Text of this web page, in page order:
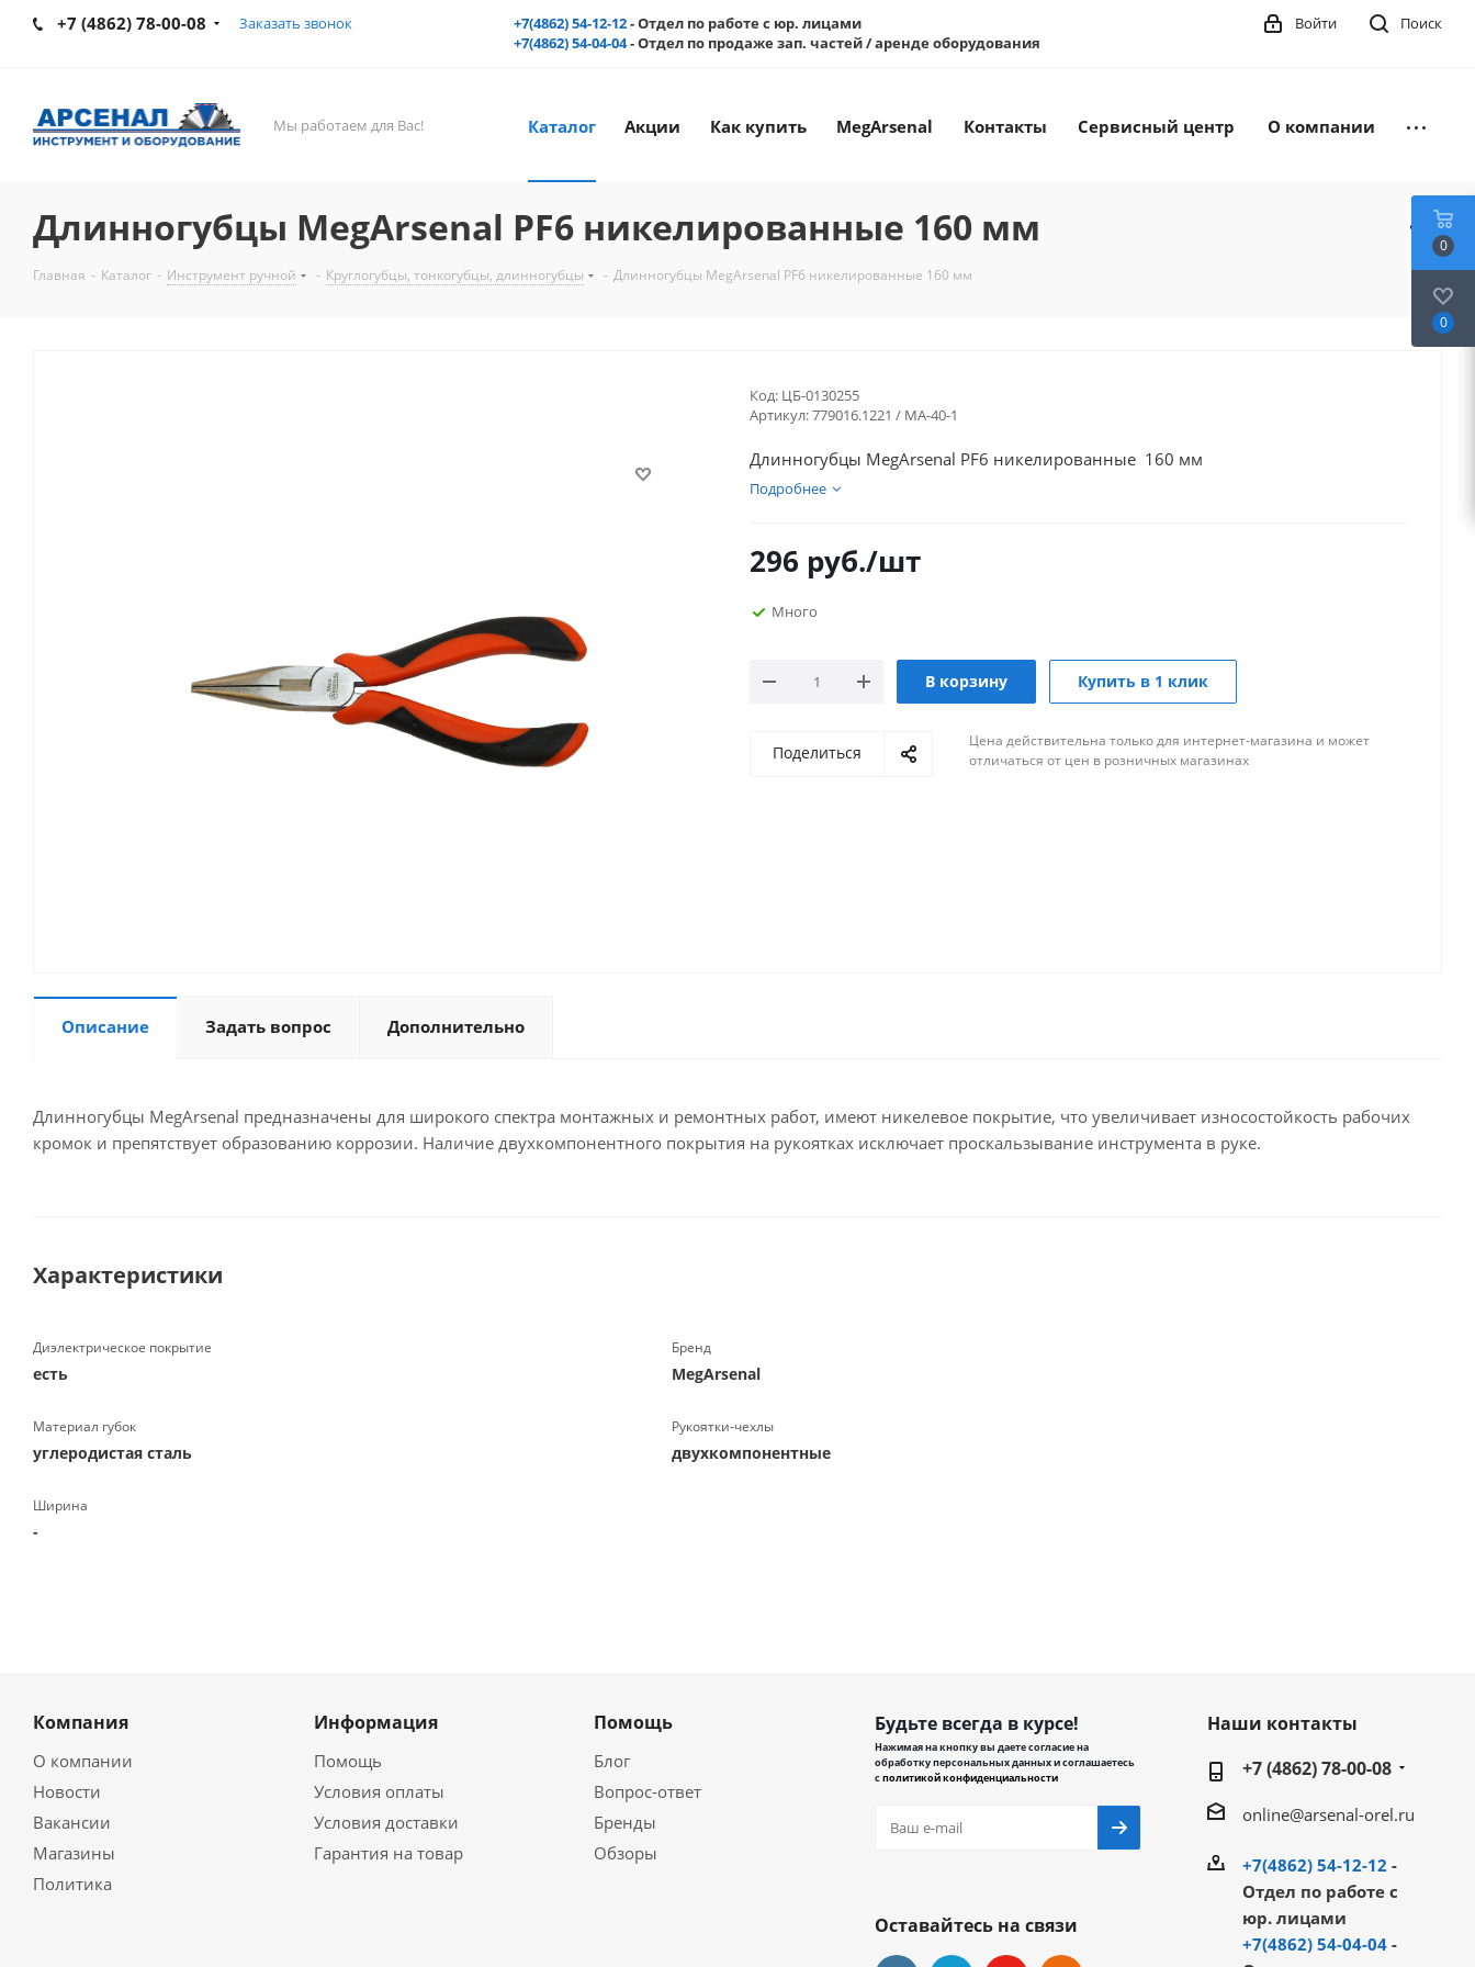
+7 (4862) 78-00-08 Заказать звонок +7(4862) 54-12-12- Отдел по работе с юр. лицами
+7(4862) 54-04-04- Отдел по продаже зап. частей / аренде оборудования
Поиск
Войти
Мы работаем для Вас! Каталог Акции Как купить MegArsenal Контакты Сервисный центр О компании
Длинногубцы MegArsenal PF6 никелированные 160 мм
Главная - Каталог - Инструмент ручной - Круглогубцы, тонкогубцы, длинногубцы - Длинногубцы MegArsenal PF6 никелированные 160 мм
Код: ЦБ-0130255
Артикул:779016.1221 / MA-40-1
Длинногубцы MegArsenal PF6 никелированные 160 мм
Подробнее
296 руб./шт
Много
В корзину Купить в 1 клик
Поделиться
Цена действительна только для интернет-магазина и может
отличаться от цен в розничных магазинах
Описание Задать вопрос Дополнительно
Длинногубцы MegArsenal предназначены для широкого спектра монтажных и ремонтных работ, имеют никелевое покрытие, что увеличивает износостойкость рабочих
кромок и препятствует образованию коррозии. Наличие двухкомпонентного покрытия на рукоятках исключает проскальзывание инструмента в руке.
Характеристики
Диэлектрическое покрытие
есть
Бренд
MegArsenal
Материал губок
углеродистая сталь
Рукоятки-чехлы
двухкомпонентные
Ширина
-
Компания
О компании
Новости
Вакансии
Магазины
Политика
Информация
Помощь
Условия оплаты
Условия доставки
Гарантия на товар
Помощь
Блог
Вопрос-ответ
Бренды
Обзоры
Будьте всегда в курсе!
Нажимая на кнопку вы даете согласие на
обработку персональных данных и соглашаетесь
сполитикой конфиденциальности
Оставайтесь на связи
Наши контакты
+7 (4862) 78-00-08
online@arsenal-orel.ru
+7(4862) 54-12-12 -
Отдел по работе с
юр. лицами
+7(4862) 54-04-04-
0
0